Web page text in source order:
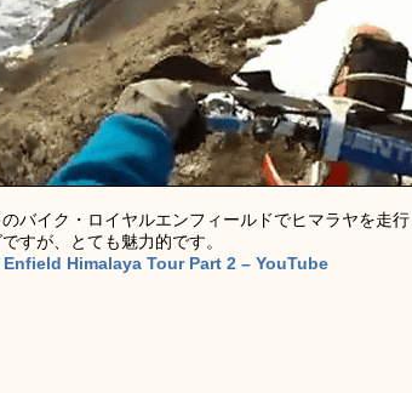
バイク・ロイヤルエンフィールドでヒマラヤを走
すが、とても魅力的です。
Enfield Himalaya Tour Part 2 – YouTube